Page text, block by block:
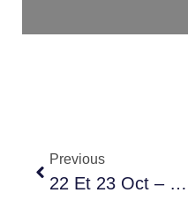
Previous
22 Et 23 Oct – Séminaire De 2 Jours De Jiu-Jitsu Brésilien